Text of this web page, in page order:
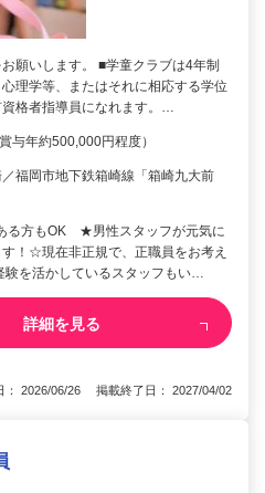
願いします。 ■学童クラブは4年制
理学等、またはそれに相応する学位
資格者指導員になれます。…
与年約500,000円程度）
福岡市地下鉄箱崎線「箱崎九大前
る方もOK ★男性スタッフが元気に
！☆現在非正規で、正職員をお考え
を活かしているスタッフもい…
詳細を見る
： 2026/06/26 掲載終了日： 2027/04/02